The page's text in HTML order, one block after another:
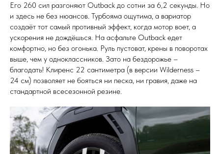
Его 260 сил разгоняют Outback до сотни за 6,2 секунды. Но
и здесь не без нюансов. Турбояма ощутима, а вариатор
создаёт тот самый противный эффект, когда мотор воет, а
ускорения не дождёшься. На асфальте Outback едет
комфортно, но без огонька. Руль пустоват, крены в поворотах
выше, чем у одноклассников. Зато на бездорожье –
благодать! Клиренс 22 сантиметра (в версии Wilderness –
24 см) позволяет не бояться ни песка, ни гравия, даже на
стандартной всесезонной резине.